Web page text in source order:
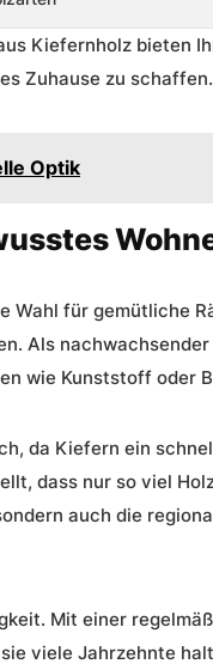
Kiefernholz bieten
Zuhause zu schaffen.
Optik
Wahl für gemütliche
Als
wie Kunststoff oder
da Kiefern ein
dass nur so viel
auch die
Mit einer
viele Jahrzehnte